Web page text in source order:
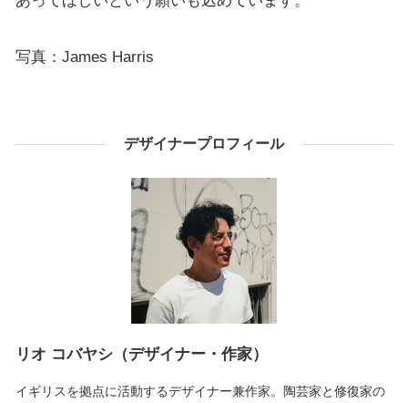
写真：James Harris
デザイナープロフィール
リオ コバヤシ（デザイナー・作家）
イギリスを拠点に活動するデザイナー兼作家。陶芸家と修復家の